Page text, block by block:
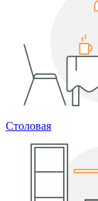
Столовая